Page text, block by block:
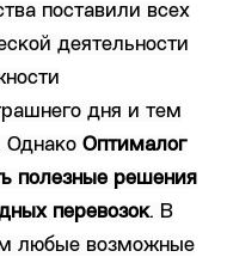
поставили всех
деятельности
дня и тем
Однако Оптималог
полезные решения
перевозок. В
любые возможные